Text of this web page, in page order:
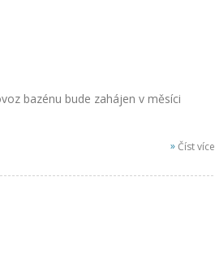
bazénu bude zahájen v měsíci
»Číst více